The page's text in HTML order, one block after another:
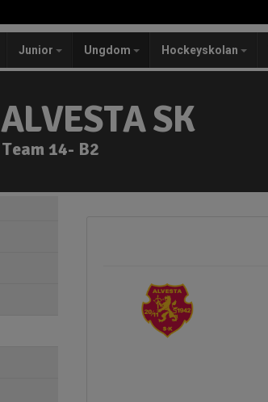
Junior Ungdom Hockeyskolan
ALVESTA SK
Team 14- B2